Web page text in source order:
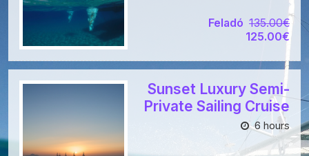
Feladó 135.00€
125.00€
Sunset Luxury Semi-
Private Sailing Cruise
6 hours